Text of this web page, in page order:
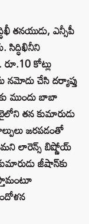
తనయుడు, ఎన్సీపీ
సిద్ధిఖినీని
కోట్లు
చేసి దర్యాప్తు
ముందు బాబా
తన కుమారుడు
జరపడంతో
లారెన్స్ బిష్ణోయ్
జీషాన్‌కు